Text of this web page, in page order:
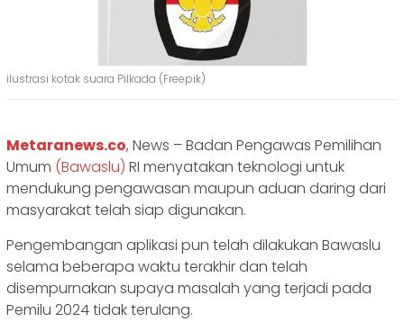
ilustrasi kotak suara Pilkada (Freepik)
Metaranews.co, News – Badan Pengawas Pemilihan
Umum (Bawaslu) RI menyatakan teknologi untuk
mendukung pengawasan maupun aduan daring dari
masyarakat telah siap digunakan.
Pengembangan aplikasi pun telah dilakukan Bawaslu
selama beberapa waktu terakhir dan telah
disempurnakan supaya masalah yang terjadi pada
Pemilu 2024 tidak terulang.